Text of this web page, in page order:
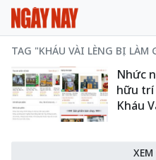
TAG "KHÁU VÀI LÈNG BỊ LÀM
Nhức
hữu trí
Kháu